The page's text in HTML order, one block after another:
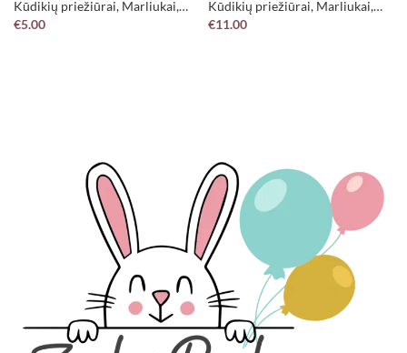
Kūdikių priežiūrai, Marliukai,
Jau pagaminta !
€5.00
Kūdikių priežiūrai, Marliukai,
Jau pagaminta !
€11.00